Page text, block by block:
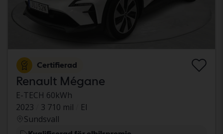
Certifierad
Renault Mégane
E-TECH 60kWh
2023
3 710 mil
El
Sundsvall